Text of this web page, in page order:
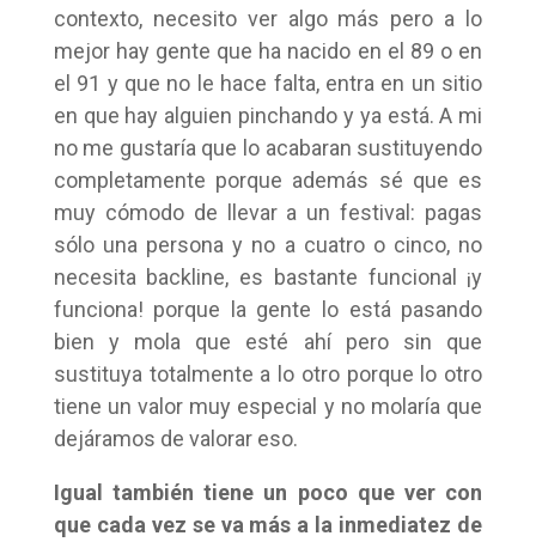
contexto, necesito ver algo más pero a lo
mejor hay gente que ha nacido en el 89 o en
el 91 y que no le hace falta, entra en un sitio
en que hay alguien pinchando y ya está. A mi
no me gustaría que lo acabaran sustituyendo
completamente porque además sé que es
muy cómodo de llevar a un festival: pagas
sólo una persona y no a cuatro o cinco, no
necesita backline, es bastante funcional ¡y
funciona! porque la gente lo está pasando
bien y mola que esté ahí pero sin que
sustituya totalmente a lo otro porque lo otro
tiene un valor muy especial y no molaría que
dejáramos de valorar eso.
Igual también tiene un poco que ver con
que cada vez se va más a la inmediatez de